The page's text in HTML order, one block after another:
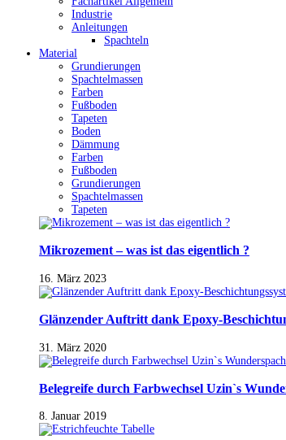
Industrie
Anleitungen
Spachteln
Material
Grundierungen
Spachtelmassen
Farben
Fußboden
Tapeten
Boden
Dämmung
Farben
Fußboden
Grundierungen
Spachtelmassen
Tapeten
Mikrozement – was ist das eigentlich ?
16. März 2023
Glänzender Auftritt dank Epoxy-
31. März 2020
Belegreife durch Farbwechsel Uzin`s
8. Januar 2019